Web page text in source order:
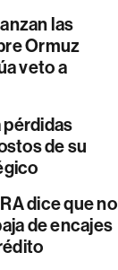
las
Ormuz
veto a
de su
dice que no
de encajes